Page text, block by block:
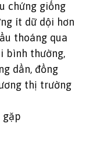
chứng giống
ít dữ dội hơn
thoáng qua
bình thường,
dần, đồng
thị trường
gặp